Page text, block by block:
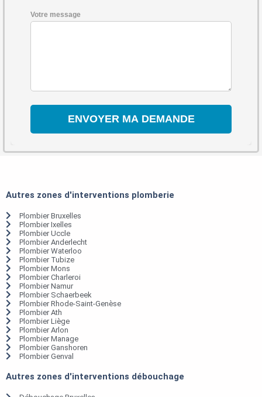
Votre message
Autres zones d'interventions plomberie
Plombier Bruxelles
Plombier Ixelles
Plombier Uccle
Plombier Anderlecht
Plombier Waterloo
Plombier Tubize
Plombier Mons
Plombier Charleroi
Plombier Namur
Plombier Schaerbeek
Plombier Rhode-Saint-Genèse
Plombier Ath
Plombier Liège
Plombier Arlon
Plombier Manage
Plombier Ganshoren
Plombier Genval
Autres zones d'interventions débouchage